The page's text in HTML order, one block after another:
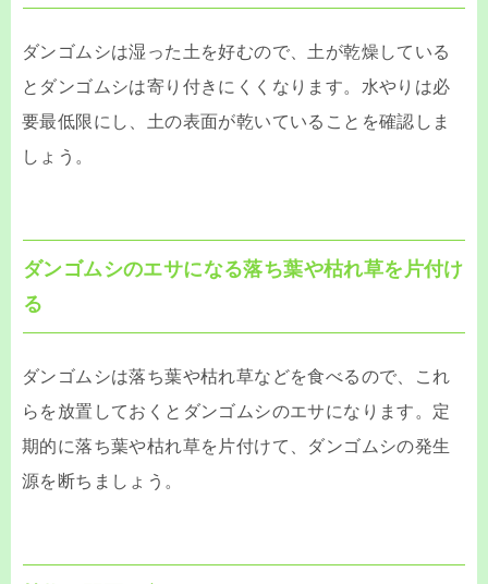
ダンゴムシは湿った土を好むので、土が乾燥している
とダンゴムシは寄り付きにくくなります。水やりは必
要最低限にし、土の表面が乾いていることを確認しま
しょう。
ダンゴムシのエサになる落ち葉や枯れ草を片付け
る
ダンゴムシは落ち葉や枯れ草などを食べるので、これ
らを放置しておくとダンゴムシのエサになります。定
期的に落ち葉や枯れ草を片付けて、ダンゴムシの発生
源を断ちましょう。